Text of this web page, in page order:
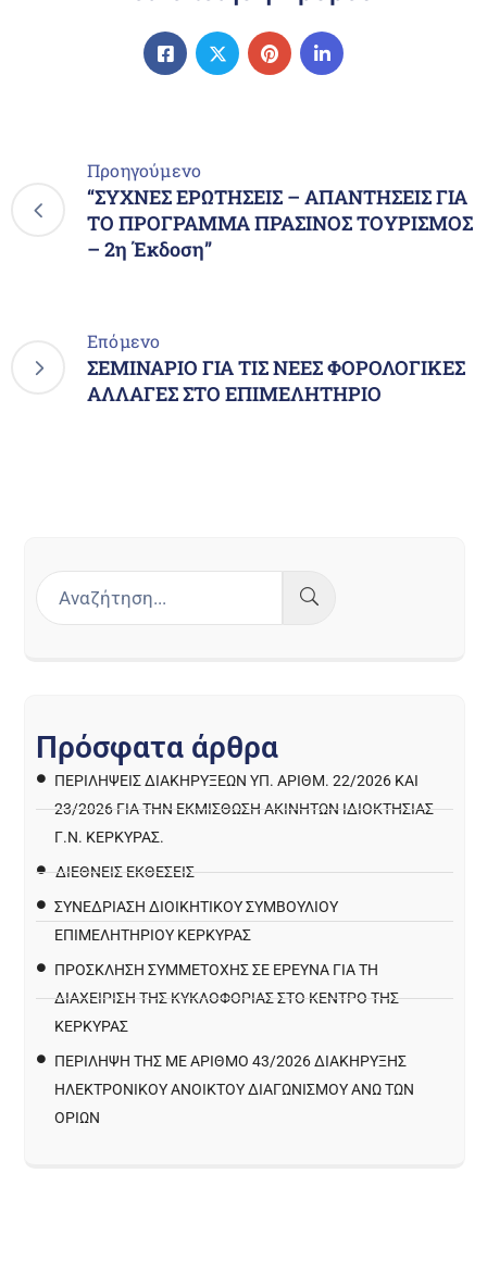
Προηγούμενο
“ΣΥΧΝΕΣ ΕΡΩΤΗΣΕΙΣ – ΑΠΑΝΤΗΣΕΙΣ ΓΙΑ
ΤΟ ΠΡΟΓΡΑΜΜΑ ΠΡΑΣΙΝΟΣ ΤΟΥΡΙΣΜΟΣ
– 2η Έκδοση”
Επόμενο
ΣΕΜΙΝΑΡΙΟ ΓΙΑ ΤΙΣ ΝΕΕΣ ΦΟΡΟΛΟΓΙΚΕΣ
ΑΛΛΑΓΕΣ ΣΤΟ ΕΠΙΜΕΛΗΤΗΡΙΟ
Πρόσφατα άρθρα
ΠΕΡΙΛΉΨΕΙΣ ΔΙΑΚΗΡΎΞΕΩΝ ΥΠ. ΑΡΙΘΜ. 22/2026 ΚΑΙ
23/2026 ΓΙΑ ΤΗΝ ΕΚΜΊΣΘΩΣΗ ΑΚΙΝΉΤΩΝ ΙΔΙΟΚΤΗΣΊΑΣ
Γ.Ν. ΚΈΡΚΥΡΑΣ.
ΔΙΕΘΝΕΙΣ ΕΚΘΕΣΕΙΣ
ΣΥΝΕΔΡΙΑΣΗ ΔΙΟΙΚΗΤΙΚΟΥ ΣΥΜΒΟΥΛΙΟΥ
ΕΠΙΜΕΛΗΤΗΡΙΟΥ ΚΕΡΚΥΡΑΣ
ΠΡΌΣΚΛΗΣΗ ΣΥΜΜΕΤΟΧΉΣ ΣΕ ΈΡΕΥΝΑ ΓΙΑ ΤΗ
ΔΙΑΧΕΊΡΙΣΗ ΤΗΣ ΚΥΚΛΟΦΟΡΊΑΣ ΣΤΟ ΚΈΝΤΡΟ ΤΗΣ
ΚΈΡΚΥΡΑΣ
ΠΕΡΙΛΗΨΗ ΤΗΣ ΜΕ ΑΡΙΘΜΟ 43/2026 ΔΙΑΚΗΡΥΞΗΣ
ΗΛΕΚΤΡΟΝΙΚΟΥ ΑΝΟΙΚΤΟΥ ΔΙΑΓΩΝΙΣΜΟΥ ΑΝΩ ΤΩΝ
ΟΡΙΩΝ